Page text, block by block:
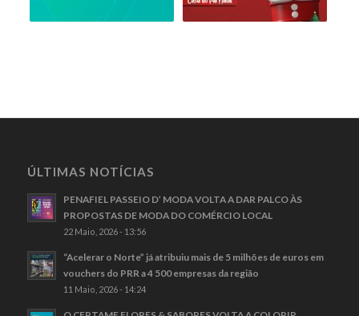
ÚLTIMAS NOTÍCIAS
PENAFIEL PASSEIO D’ MODA VOLTA A DAR PALCO ÀS
PROPOSTAS DE MODA DO COMÉRCIO LOCAL
22 Maio, 2026 - 13:56
“Acelerar o Norte” já atribuiu mais de 5 milhões de euros em
vouchers do PRR a 4 500 empresas da região
11 Maio, 2026 - 14:24